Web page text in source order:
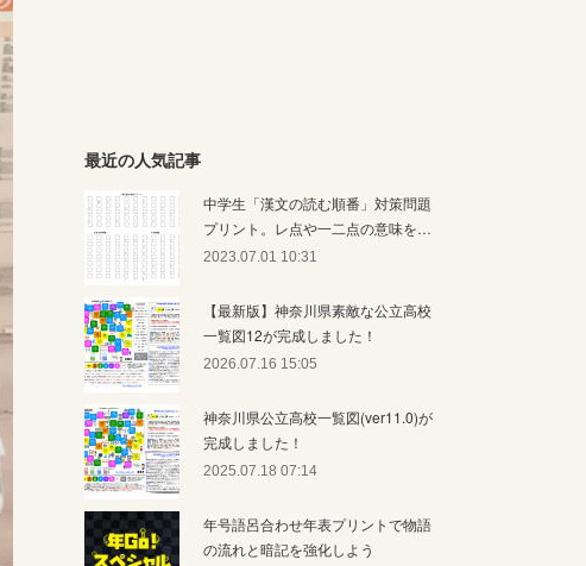
最近の人気記事
中学生「漢文の読む順番」対策問題
プリント。レ点や一二点の意味を…
2023.07.01 10:31
【最新版】神奈川県素敵な公立高校
一覧図12が完成しました！
2026.07.16 15:05
神奈川県公立高校一覧図(ver11.0)が
完成しました！
2025.07.18 07:14
年号語呂合わせ年表プリントで物語
の流れと暗記を強化しよう